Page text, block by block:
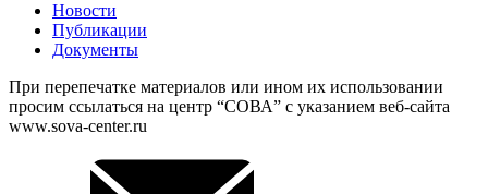
Новости
Публикации
Документы
При перепечатке материалов или ином их использовании
просим ссылаться на центр “СОВА” с указанием веб-сайта
www.sova-center.ru